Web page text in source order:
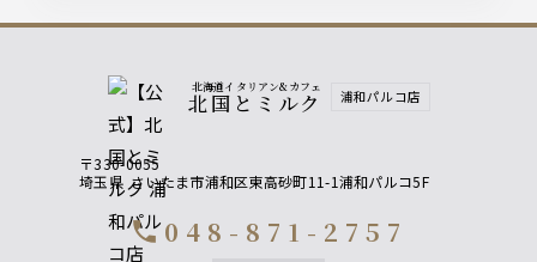
北海道イタリアン&カフェ
北国とミルク 浦和パルコ店
〒330-0055
埼玉県 さいたま市浦和区東高砂町11-1浦和パルコ5F
call 048-871-2757